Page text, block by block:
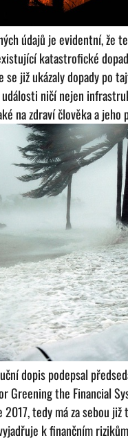
údajů je evidentní, že
katastrofické
se již ukázaly dopady po
ničí nejen
na zdraví člověka a
dopis podepsal
Greening the Financial
tedy má za sebou
k finančním